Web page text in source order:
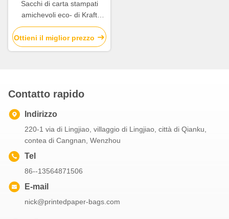
Sacchi di carta stampati
amichevoli eco- di Kraft
lucidi/rifinitura opaca della
superficie della laminazione
Ottieni il miglior prezzo
Contatto rapido
Indirizzo
220-1 via di Lingjiao, villaggio di Lingjiao, città di Qianku,
contea di Cangnan, Wenzhou
Tel
86--13564871506
E-mail
nick@printedpaper-bags.com